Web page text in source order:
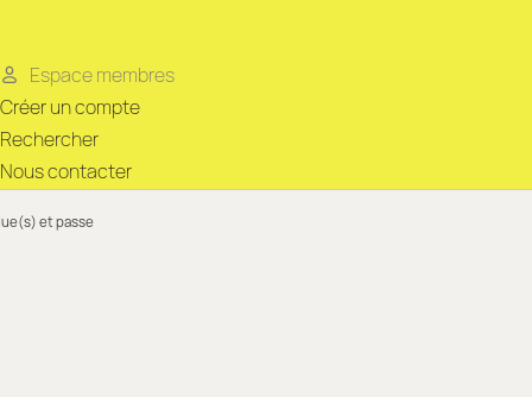
Espace membres
Créer un compte
Rechercher
Nous contacter
et passe